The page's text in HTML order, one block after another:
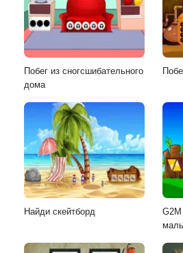
Побег из сногсшибательного
дома
Найди скейтборд
G2M